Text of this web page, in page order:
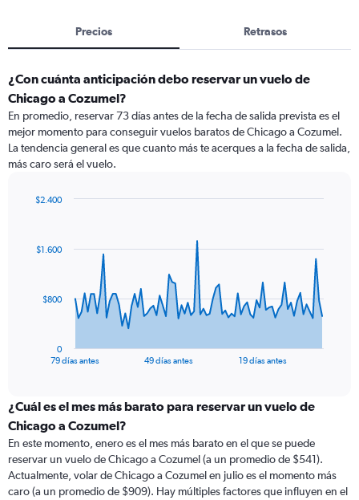
Precios Retrasos
¿Con cuánta anticipación debo reservar un vuelo de
Chicago a Cozumel?
En promedio, reservar 73 días antes de la fecha de salida prevista es el
mejor momento para conseguir vuelos baratos de Chicago a Cozumel.
La tendencia general es que cuanto más te acerques a la fecha de salida,
más caro será el vuelo.
data
The
categories.
Range:
80
categories.
The
chart
has
79 días antes 49 días antes 19 días antes
0
$800
$1.600
$2.400
¿Cuál es el mes más barato para reservar un vuelo de
Chicago a Cozumel?
En este momento, enero es el mes más barato en el que se puede
reservar un vuelo de Chicago a Cozumel (a un promedio de $541).
Actualmente, volar de Chicago a Cozumel en julio es el momento más
caro (a un promedio de $909). Hay múltiples factores que influyen en el